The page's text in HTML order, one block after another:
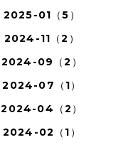
2025-01（5）
2024-11（2）
2024-09（2）
2024-07（1）
2024-04（2）
2024-02（1）